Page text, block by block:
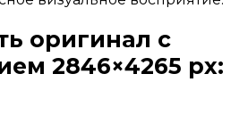
оригинал с
2846×4265 px: